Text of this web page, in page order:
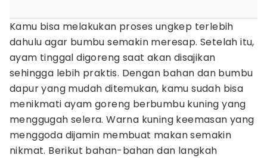
Kamu bisa melakukan proses ungkep terlebih
dahulu agar bumbu semakin meresap. Setelah itu,
ayam tinggal digoreng saat akan disajikan
sehingga lebih praktis. Dengan bahan dan bumbu
dapur yang mudah ditemukan, kamu sudah bisa
menikmati ayam goreng berbumbu kuning yang
menggugah selera. Warna kuning keemasan yang
menggoda dijamin membuat makan semakin
nikmat. Berikut bahan-bahan dan langkah